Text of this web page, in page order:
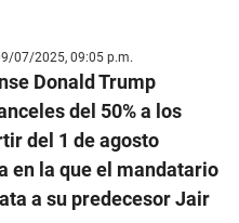
07/2025, 09:05 p.m.
Donald Trump
del 50% a los
del 1 de agosto
en la que el mandatario
a su predecesor Jair